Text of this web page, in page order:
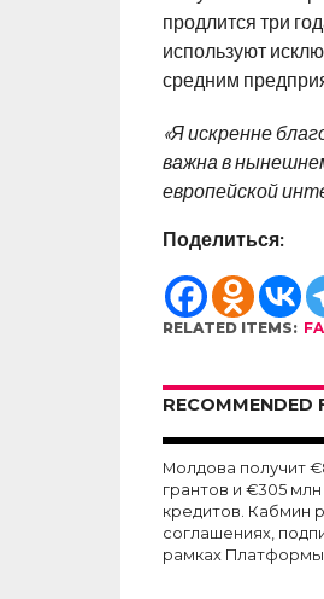
продлится три
используют
средним
«Я искренне
важна в
европейской
Поделиться:
RELATED ITEMS:
RECOMMENDED
Молдова получит
грантов и €305 млн
кредитов. Кабмин
соглашениях,
рамках